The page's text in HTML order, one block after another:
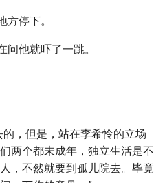
方停下。
问他就吓了一跳。
，但是，站在李希怜的立场
两个都未成年，独立生活是不
，不然就要到孤儿院去。毕竟